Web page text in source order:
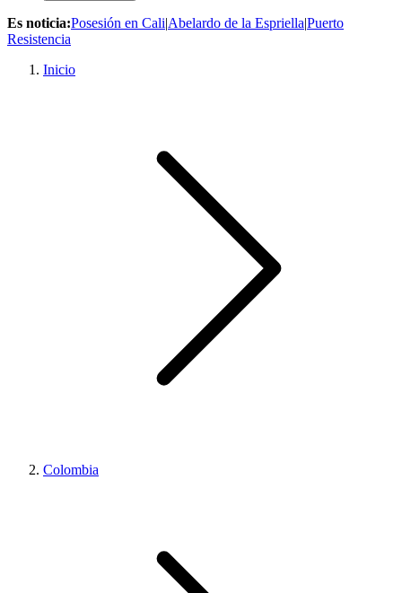
Es noticia:Posesión en Cali|Abelardo de la Espriella|Puerto
Resistencia
Inicio
Colombia